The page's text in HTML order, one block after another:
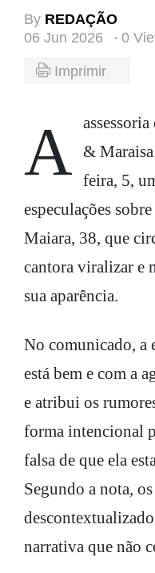
By REDAÇÃO
06 Jun 2026
0
Imprimir
A assessoria da dupla sertaneja Maiara &
feira, 5,
especulações
Maiara, 38, que
cantora viralizar e
sua aparência.
No comunicado, a
está bem e com a
e atribui os
forma intencional
falsa de que ela
Segundo a nota,
narrativa que não